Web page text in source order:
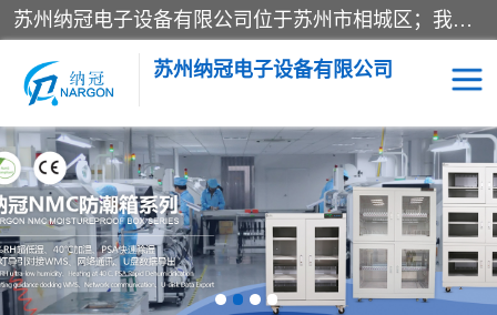
苏州纳冠电子设备有限公司位于苏州市相城区；我司依托国外先进技术结合国内用户的需求，为客户提供具有WMS功能的超低湿快速除湿电子防潮，压缩空气连续干燥柜、智能物料管理氮气储物柜、自制氮氮气柜、防潮氮气组合柜、不锈钢洁净氮气柜、洁净储物柜、石墨舟柜、亮灯导引丝网板存储柜、PCB柔性板气密干燥柜等
苏州纳冠电子设备有限公司
电子防潮箱 氮气柜
智能料架 干燥箱